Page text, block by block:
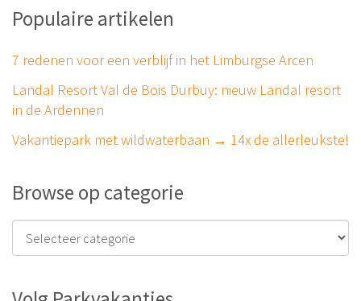
Populaire artikelen
7 redenen voor een verblijf in het Limburgse Arcen
Landal Resort Val de Bois Durbuy: nieuw Landal resort
in de Ardennen
Vakantiepark met wildwaterbaan → 14x de allerleukste!
Browse op categorie